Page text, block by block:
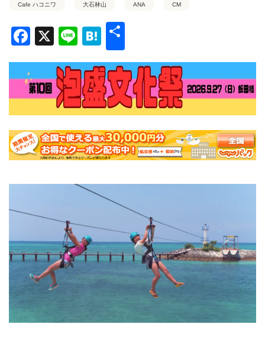
Cafe ハコニワ 大石林山 ANA CM
Facebook
X LineHatena